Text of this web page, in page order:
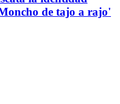
de tajo a rajo'